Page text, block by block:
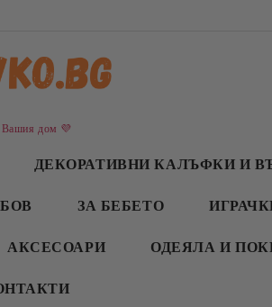
Вашия дом 💜
ДЕКОРАТИВНИ КАЛЪФКИ И
ЗА БЕБЕТО
АКСЕСОАРИ ОДЕЯЛА И